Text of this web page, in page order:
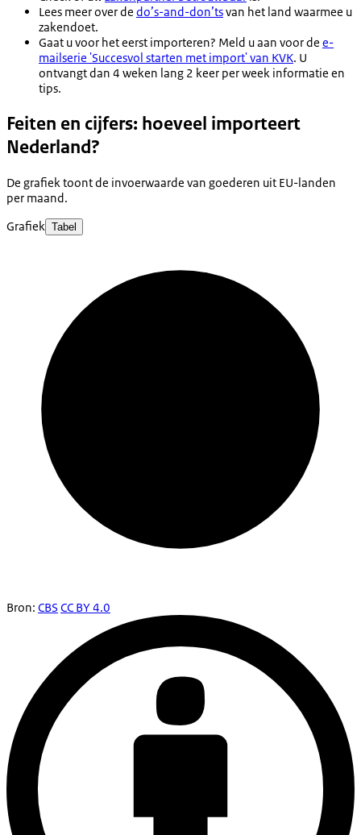
Lees meer over de do’s-and-don’tsvan het land waarmee u
zakendoet.
Gaat u voor het eerst importeren? Meld u aan voor de e-
mailserie 'Succesvol starten met import' van KVK. U
ontvangt dan 4 weken lang 2 keer per week informatie en
tips.
Feiten en cijfers: hoeveel importeert
Nederland?
De grafiek toont de invoerwaarde van goederen uit EU-landen
per maand.
Grafiek Tabel
Bron: CBS CC BY 4.0